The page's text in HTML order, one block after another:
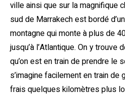
ville ainsi que sur la magnifique
sud de Marrakech est bordé
montagne qui monte à plus de
jusqu’à l’Atlantique. On y
qu’on est en train de prendre
s’imagine facilement en train de
frais quelques kilomètres plus